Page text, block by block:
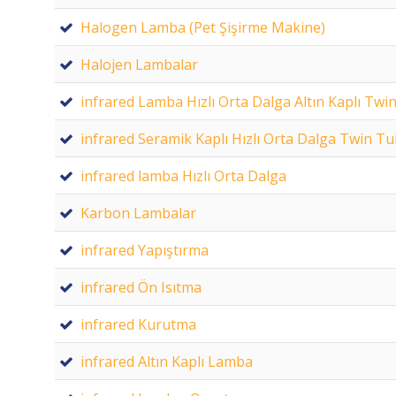
Halogen Lamba (Pet Şişirme Makine)
Halojen Lambalar
infrared Lamba Hızlı Orta Dalga Altın Kaplı
infrared Seramik Kaplı Hızlı Orta Dalga Twin
infrared lamba Hızlı Orta Dalga
Karbon Lambalar
infrared Yapıştırma
infrared Ön Isıtma
infrared Kurutma
infrared Altın Kaplı Lamba